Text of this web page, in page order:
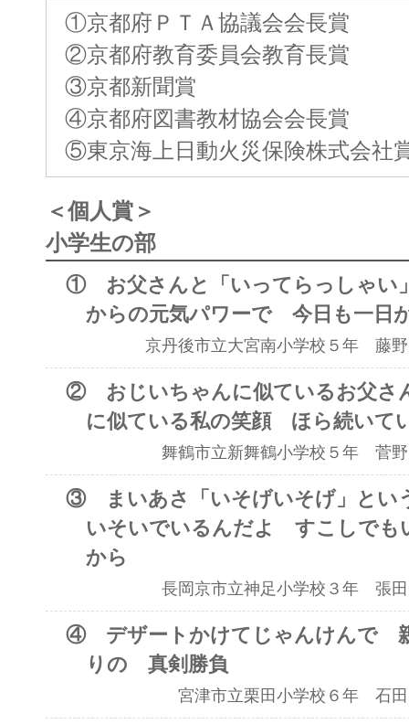
①京都府ＰＴＡ協議会会長賞
②京都府教育委員会教育長賞
③京都新聞賞
④京都府図書教材協会会長賞
⑤東京海上日動火災保険株式会社
＜個人賞＞
小学生の部
① お父さんと「いってらっしゃい
からの元気パワーで 今日も一日
京丹後市立大宮南小学校５年 藤
② おじいちゃんに似ているお父さ
に似ている私の笑顔 ほら続いて
舞鶴市立新舞鶴小学校５年 菅
③ まいあさ「いそげいそげ」とい
いそいでいるんだよ すこしでも
から
長岡京市立神足小学校３年 張
④ デザートかけてじゃんけんで
りの 真剣勝負
宮津市立栗田小学校６年 石